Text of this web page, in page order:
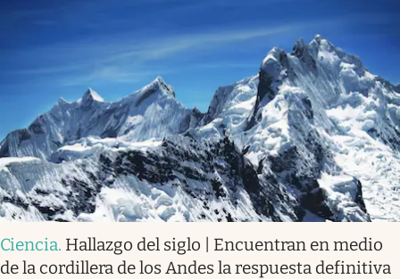
Ciencia. Hallazgo del siglo | Encuentran en medio
de la cordillera de los Andes la respuesta definitiva